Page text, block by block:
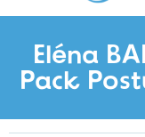
Eléna
Pack